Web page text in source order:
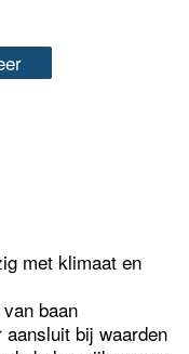
met klimaat en
baan
bij waarden